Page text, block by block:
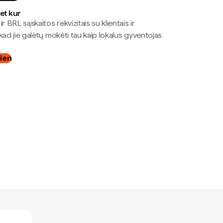
kur
ir BRL sąskaitos rekvizitais su klientais ir
jie galėtų mokėti tau kaip lokalus gyventojas